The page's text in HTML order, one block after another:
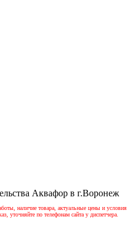
Аквафор в г.Воронеж
наличие товара, актуальные цены и условия
уточняйте по телефонам сайта у диспетчера.